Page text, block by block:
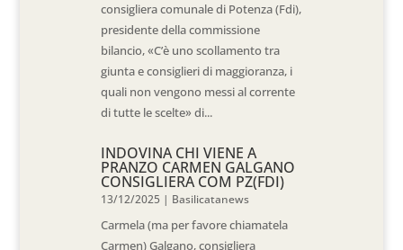
consigliera comunale di Potenza (Fdi),
presidente della commissione
bilancio, «C’è uno scollamento tra
giunta e consiglieri di maggioranza, i
quali non vengono messi al corrente
di tutte le scelte» di...
INDOVINA CHI VIENE A
PRANZO CARMEN GALGANO
CONSIGLIERA COM PZ(FDI)
13/12/2025 | Basilicatanews
Carmela (ma per favore chiamatela
Carmen) Galgano, consigliera